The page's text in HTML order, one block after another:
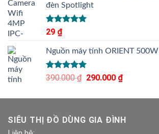
đèn Spotlight
Được xếp
hạng
5 sao
29 ₫
Nguồn máy tính ORIENT 500W
Được xếp
390.000₫
Giá
là:
290.000 ₫Giá
tại
290.000 ₫.
SIÊU THỊ ĐỒ DÙNG GIA ĐÌNH